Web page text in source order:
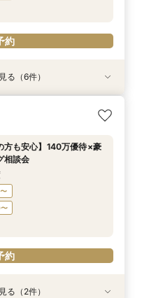
約
】専用の貸切別邸OPEN&
方へ】神殿「凛」見学＆和
方も安心】豪華試食付きウ
念◆8大特典≫木目×ナ
視派必見】和牛フィレ肉×
会
視派必見】和牛フィレ肉×
会
る（6件）
方も安心】140万優待×豪
相談会
約
る（2件）